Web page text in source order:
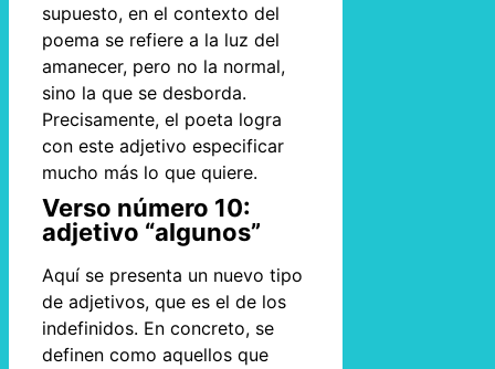
supuesto, en el contexto del
poema se refiere a la luz del
amanecer, pero no la normal,
sino la que se desborda.
Precisamente, el poeta logra
con este adjetivo especificar
mucho más lo que quiere.
Verso número 10:
adjetivo “algunos”
Aquí se presenta un nuevo tipo
de adjetivos, que es el de los
indefinidos. En concreto, se
definen como aquellos que